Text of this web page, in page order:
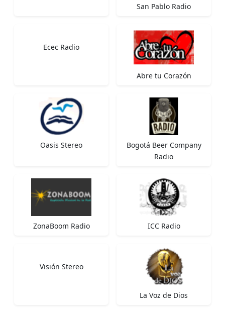
San Pablo Radio
Ecec Radio
Abre tu Corazón
Oasis Stereo
Bogotá Beer Company
Radio
ZonaBoom Radio ICC Radio
Visión Stereo
La Voz de Dios